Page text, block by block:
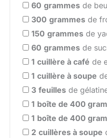
60 grammes de
300 grammes de
150 grammes de
60 grammes de
1 cuillère à café de
1 cuillère à soupe
3 feuilles de
1 boîte de 400
1 boîte de 400
2 cuillères à soupe